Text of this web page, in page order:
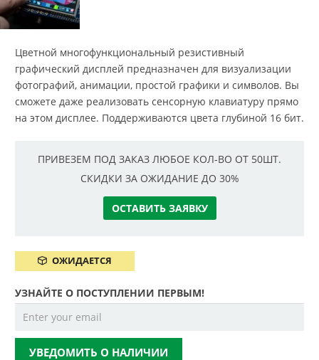
Цветной многофункциональный резистивный
графический дисплей предназначен для визуализации
фотографий, анимации, простой графики и символов. Вы
сможете даже реализовать сенсорную клавиатуру прямо
на этом дисплее. Поддерживаются цвета глубиной 16 бит.
ПРИВЕЗЕМ ПОД ЗАКАЗ ЛЮБОЕ КОЛ-ВО ОТ 50ШТ.
СКИДКИ ЗА ОЖИДАНИЕ ДО 30%
ОСТАВИТЬ ЗАЯВКУ
ОЖИДАЕТСЯ
УЗНАЙТЕ О ПОСТУПЛЕНИИ ПЕРВЫМ!
УВЕДОМИТЬ О НАЛИЧИИ